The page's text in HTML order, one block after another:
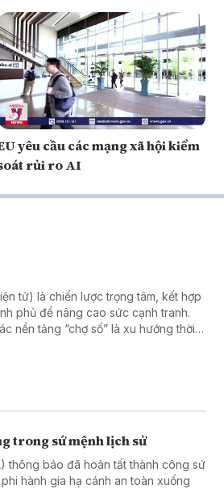
yêu cầu các mạng xã hội kiểm
rủi ro AI
tử) là chiến lược trọng tâm, kết hợp
phủ để nâng cao sức cạnh tranh.
nền tảng “chợ số” là xu hướng thời
trong sứ mệnh lịch sử
thông báo đã hoàn tất thành công sứ
hành gia hạ cánh an toàn xuống